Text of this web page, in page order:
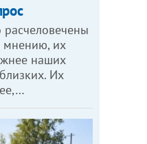
мнению, их
наших
Их